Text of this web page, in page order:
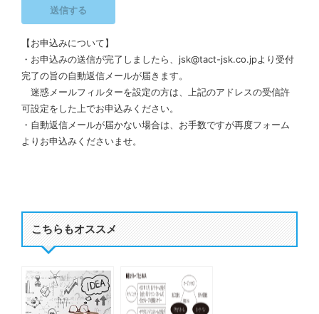
【お申込みについて】
・お申込みの送信が完了しましたら、jsk@tact-jsk.co.jpより受付
完了の旨の自動返信メールが届きます。
迷惑メールフィルターを設定の方は、上記のアドレスの受信許
可設定をした上でお申込みください。
・自動返信メールが届かない場合は、お手数ですが再度フォーム
よりお申込みくださいませ。
こちらもオススメ